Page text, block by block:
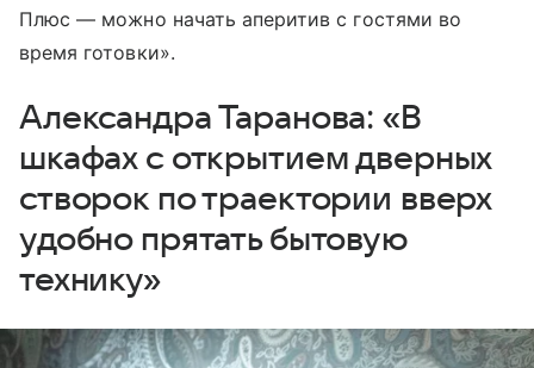
Плюс — можно начать аперитив с гостями во
время готовки».
Александра Таранова: «В
шкафах с открытием дверных
створок по траектории вверх
удобно прятать бытовую
технику»